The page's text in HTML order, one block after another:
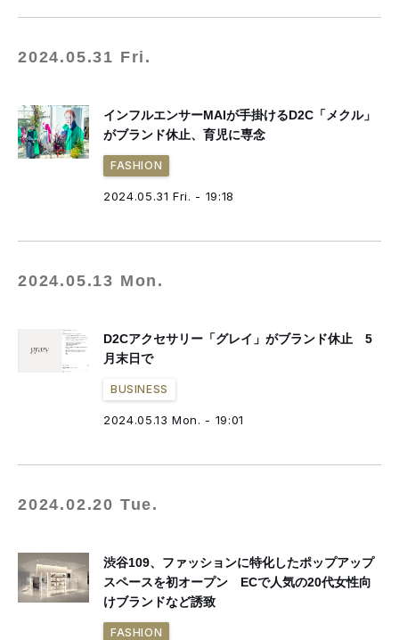
2024.05.31 Fri.
インフルエンサーMAIが手掛けるD2C「メクル」
がブランド休止、育児に専念
FASHION
2024.05.31 Fri. - 19:18
2024.05.13 Mon.
D2Cアクセサリー「グレイ」がブランド休止 5
月末日で
BUSINESS
2024.05.13 Mon. - 19:01
2024.02.20 Tue.
渋谷109、ファッションに特化したポップアップ
スペースを初オープン ECで人気の20代女性向
けブランドなど誘致
FASHION